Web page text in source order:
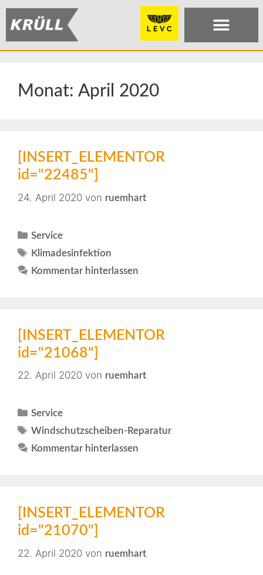
Monat: April 2020
[INSERT_ELEMENTOR
id="22485"]
24. April 2020 von ruemhart
Service
Klimadesinfektion
Kommentar hinterlassen
[INSERT_ELEMENTOR
id="21068"]
22. April 2020 von ruemhart
Service
Windschutzscheiben-Reparatur
Kommentar hinterlassen
[INSERT_ELEMENTOR
id="21070"]
22. April 2020 von ruemhart